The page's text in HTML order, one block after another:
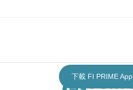
下載 FI PRIME App